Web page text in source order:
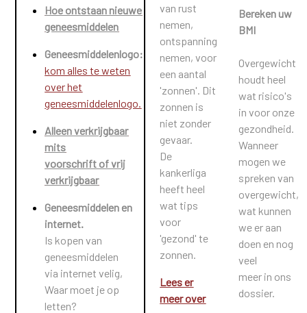
Hoe ontstaan nieuwe
geneesmiddelen
Geneesmiddelenlogo:
kom alles te weten
over het
geneesmiddelenlogo.
Alleen verkrijgbaar
mits
voorschrift of vrij
verkrijgbaar
Geneesmiddelen en
internet.
Is kopen van
geneesmiddelen
via internet velig,
Waar moet je op
letten?
van rust
nemen,
ontspanning
nemen, voor
een aantal
'zonnen'. Dit
zonnen is
niet zonder
gevaar.
De
kankerliga
heeft heel
wat tips
voor
'gezond' te
zonnen.
Lees er
meer over
Bereken uw
BMI
Overgewicht
houdt heel
wat risico's
in voor onze
gezondheid.
Wanneer
mogen we
sprekenvan
overgewicht,
wat kunnen
we er aan
doen en nog
veel
meer in ons
dossier.